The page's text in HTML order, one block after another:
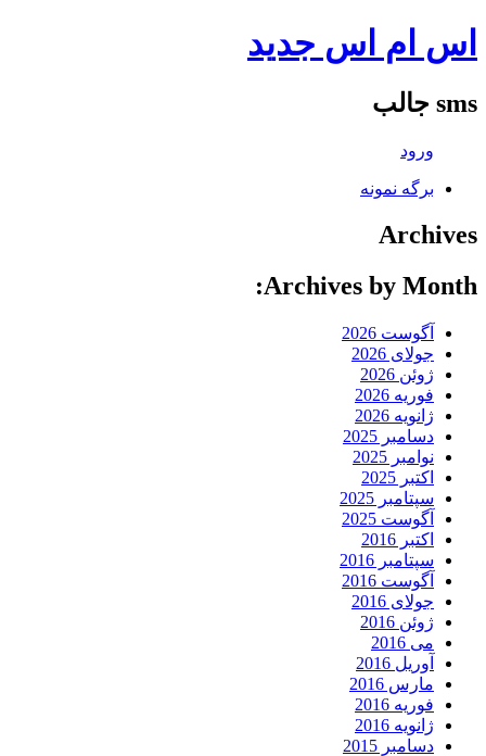
اس ام اس جدید
sms جالب
ورود
برگه نمونه
Archives
Archives by Month:
آگوست 2026
جولای 2026
ژوئن 2026
فوریه 2026
ژانویه 2026
دسامبر 2025
نوامبر 2025
اکتبر 2025
سپتامبر 2025
آگوست 2025
اکتبر 2016
سپتامبر 2016
آگوست 2016
جولای 2016
ژوئن 2016
می 2016
آوریل 2016
مارس 2016
فوریه 2016
ژانویه 2016
دسامبر 2015